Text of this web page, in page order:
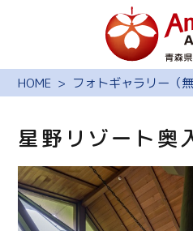
HOME フォトギャラリー（
星野リゾート奥